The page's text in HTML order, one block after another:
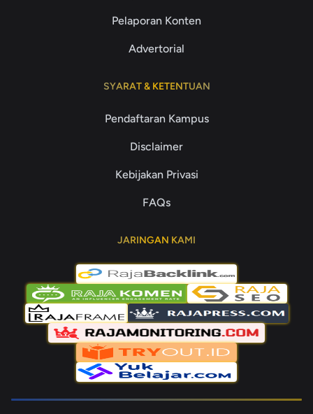
Pelaporan Konten
Advertorial
SYARAT & KETENTUAN
Pendaftaran Kampus
Disclaimer
Kebijakan Privasi
FAQs
JARINGAN KAMI